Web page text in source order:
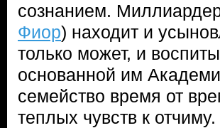
сознанием.
Фиор) находит и
только может, и
основанной им
семейство время от
теплых чувств к